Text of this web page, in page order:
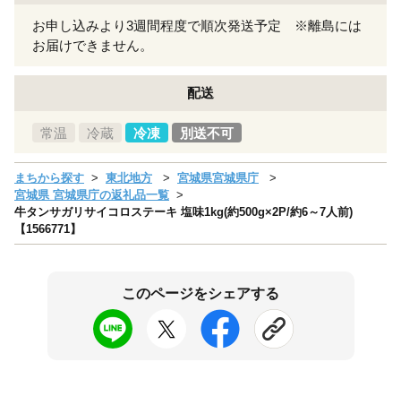
お申し込みより3週間程度で順次発送予定 ※離島には
お届けできません。
配送
常温 冷蔵 冷凍 別送不可
まちから探す 東北地方
宮城県宮城県庁
宮城県 宮城県庁の返礼品一覧
牛タンサガリサイコロステーキ 塩味1kg(約500g×2P/約6～7人前)
【1566771】
このページをシェアする